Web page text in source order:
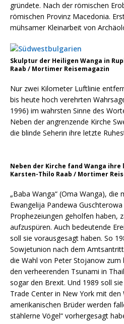
gründete. Nach der römischen
römischen Provinz Macedonia.
mühsamer Kleinarbeit von
Skulptur der Heiligen Wanga in
Raab / Mortimer Reisemagazin
Nur zwei Kilometer Luftlinie
bis heute hoch verehrten
1996) im wahrsten Sinne des
Neben der angrenzende Kirche
die blinde Seherin ihre letzte
Neben der Kirche fand Wanga
Karsten-Thilo Raab / Mortimer
„Baba Wanga“ (Oma Wanga),
Ewangelija Pandewa
Prophezeiungen geholfen haben,
aufzuspüren. Auch bedeutende
soll sie vorausgesagt haben. So
Sowjetunion nach dem
die Wahl von Peter Stojanow zum
den verheerenden Tsunami in
sogar den Brexit. Und 1989 soll
Trade Center in New York mit
amerikanischen Brüder werden
stählerne Vögel“ vorhergesagt